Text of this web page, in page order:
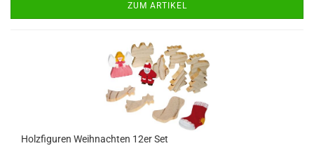
ZUM ARTIKEL
Holzfiguren Weihnachten 12er Set